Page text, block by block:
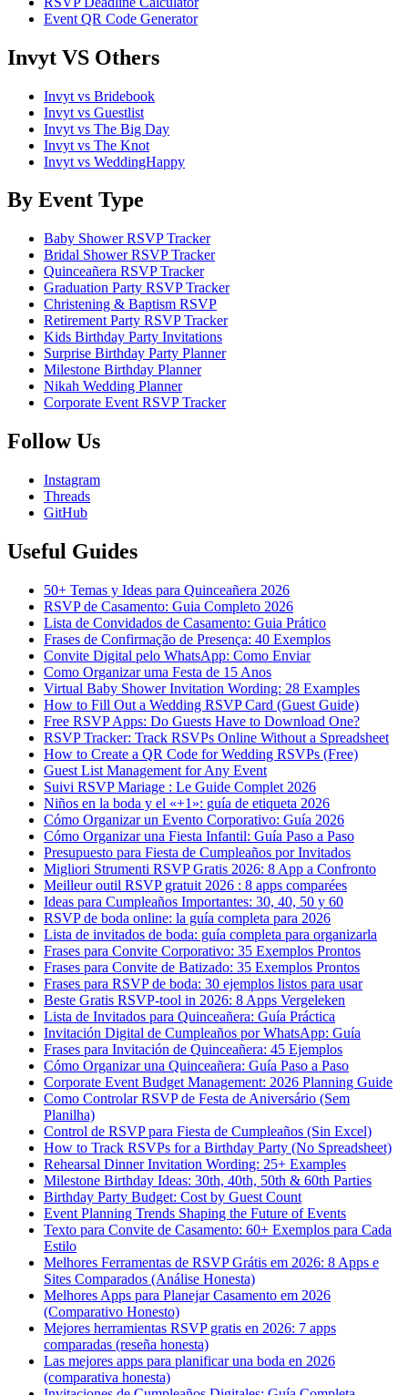
Event QR Code Generator
Invyt VS Others
Invyt vs Bridebook
Invyt vs Guestlist
Invyt vs The Big Day
Invyt vs The Knot
Invyt vs WeddingHappy
By Event Type
Baby Shower RSVP Tracker
Bridal Shower RSVP Tracker
Quinceañera RSVP Tracker
Graduation Party RSVP Tracker
Christening & Baptism RSVP
Retirement Party RSVP Tracker
Kids Birthday Party Invitations
Surprise Birthday Party Planner
Milestone Birthday Planner
Nikah Wedding Planner
Corporate Event RSVP Tracker
Follow Us
Instagram
Threads
GitHub
Useful Guides
50+ Temas y Ideas para Quinceañera 2026
RSVP de Casamento: Guia Completo 2026
Lista de Convidados de Casamento: Guia Prático
Frases de Confirmação de Presença: 40 Exemplos
Convite Digital pelo WhatsApp: Como Enviar
Como Organizar uma Festa de 15 Anos
Virtual Baby Shower Invitation Wording: 28 Examples
How to Fill Out a Wedding RSVP Card (Guest Guide)
Free RSVP Apps: Do Guests Have to Download One?
RSVP Tracker: Track RSVPs Online Without a Spreadsheet
How to Create a QR Code for Wedding RSVPs (Free)
Guest List Management for Any Event
Suivi RSVP Mariage : Le Guide Complet 2026
Niños en la boda y el «+1»: guía de etiqueta 2026
Cómo Organizar un Evento Corporativo: Guía 2026
Cómo Organizar una Fiesta Infantil: Guía Paso a Paso
Presupuesto para Fiesta de Cumpleaños por Invitados
Migliori Strumenti RSVP Gratis 2026: 8 App a Confronto
Meilleur outil RSVP gratuit 2026 : 8 apps comparées
Ideas para Cumpleaños Importantes: 30, 40, 50 y 60
RSVP de boda online: la guía completa para 2026
Lista de invitados de boda: guía completa para organizarla
Frases para Convite Corporativo: 35 Exemplos Prontos
Frases para Convite de Batizado: 35 Exemplos Prontos
Frases para RSVP de boda: 30 ejemplos listos para usar
Beste Gratis RSVP-tool in 2026: 8 Apps Vergeleken
Lista de Invitados para Quinceañera: Guía Práctica
Invitación Digital de Cumpleaños por WhatsApp: Guía
Frases para Invitación de Quinceañera: 45 Ejemplos
Cómo Organizar una Quinceañera: Guía Paso a Paso
Corporate Event Budget Management: 2026 Planning Guide
Como Controlar RSVP de Festa de Aniversário (Sem
Planilha)
Control de RSVP para Fiesta de Cumpleaños (Sin Excel)
How to Track RSVPs for a Birthday Party (No Spreadsheet)
Rehearsal Dinner Invitation Wording: 25+ Examples
Milestone Birthday Ideas: 30th, 40th, 50th & 60th Parties
Birthday Party Budget: Cost by Guest Count
Event Planning Trends Shaping the Future of Events
Texto para Convite de Casamento: 60+ Exemplos para Cada
Estilo
Melhores Ferramentas de RSVP Grátis em 2026: 8 Apps e
Sites Comparados (Análise Honesta)
Melhores Apps para Planejar Casamento em 2026
(Comparativo Honesto)
Mejores herramientas RSVP gratis en 2026: 7 apps
comparadas (reseña honesta)
Las mejores apps para planificar una boda en 2026
(comparativa honesta)